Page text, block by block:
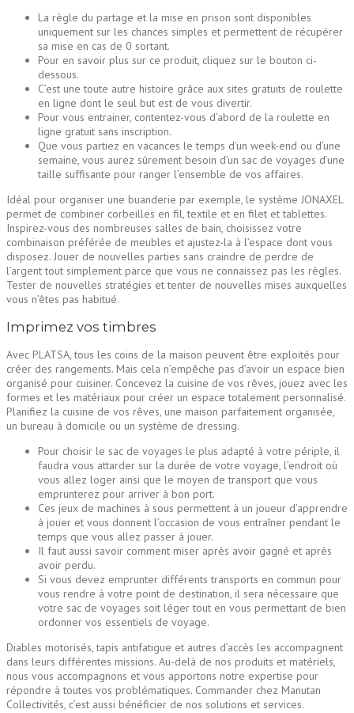
La règle du partage et la mise en prison sont disponibles
uniquement sur les chances simples et permettent de récupérer
sa mise en cas de 0 sortant.
Pour en savoir plus sur ce produit, cliquez sur le bouton ci-
dessous.
C’est une toute autre histoire grâce aux sites gratuits de roulette
en ligne dont le seul but est de vous divertir.
Pour vous entrainer, contentez-vous d’abord de la roulette en
ligne gratuit sans inscription.
Que vous partiez en vacances le temps d’un week-end ou d’une
semaine, vous aurez sûrement besoin d’un sac de voyages d’une
taille suffisante pour ranger l’ensemble de vos affaires.
Idéal pour organiser une buanderie par exemple, le système JONAXEL
permet de combiner corbeilles en fil, textile et en filet et tablettes.
Inspirez-vous des nombreuses salles de bain, choisissez votre
combinaison préférée de meubles et ajustez-la à l’espace dont vous
disposez. Jouer de nouvelles parties sans craindre de perdre de
l’argent tout simplement parce que vous ne connaissez pas les règles.
Tester de nouvelles stratégies et tenter de nouvelles mises auxquelles
vous n’êtes pas habitué.
Imprimez vos timbres
Avec PLATSA, tous les coins de la maison peuvent être exploités pour
créer des rangements. Mais cela n’empêche pas d’avoir un espace bien
organisé pour cuisiner. Concevez la cuisine de vos rêves, jouez avec les
formes et les matériaux pour créer un espace totalement personnalisé.
Planifiez la cuisine de vos rêves, une maison parfaitement organisée,
un bureau à domicile ou un système de dressing.
Pour choisir le sac de voyages le plus adapté à votre périple, il
faudra vous attarder sur la durée de votre voyage, l’endroit où
vous allez loger ainsi que le moyen de transport que vous
emprunterez pour arriver à bon port.
Ces jeux de machines à sous permettent à un joueur d’apprendre
à jouer et vous donnent l’occasion de vous entraîner pendant le
temps que vous allez passer à jouer.
Il faut aussi savoir comment miser après avoir gagné et après
avoir perdu.
Si vous devez emprunter différents transports en commun pour
vous rendre à votre point de destination, il sera nécessaire que
votre sac de voyages soit léger tout en vous permettant de bien
ordonner vos essentiels de voyage.
Diables motorisés, tapis antifatigue et autres d’accès les accompagnent
dans leurs différentes missions. Au-delà de nos produits et matériels,
nous vous accompagnons et vous apportons notre expertise pour
répondre à toutes vos problématiques. Commander chez Manutan
Collectivités, c’est aussi bénéficier de nos solutions et services.